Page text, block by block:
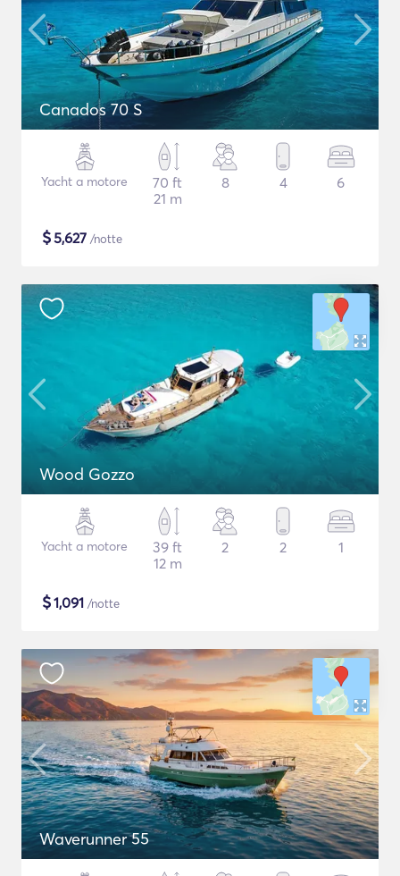
Canados 70 S
Yacht a motore
70 ft
21 m
8 4 6
$5,627 /notte
Wood Gozzo
Yacht a motore
39 ft
12 m
2 2 1
$1,091 /notte
Waverunner 55